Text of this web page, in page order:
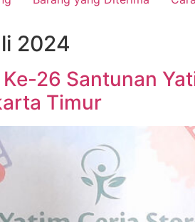
2024
26 Santunan
Timur